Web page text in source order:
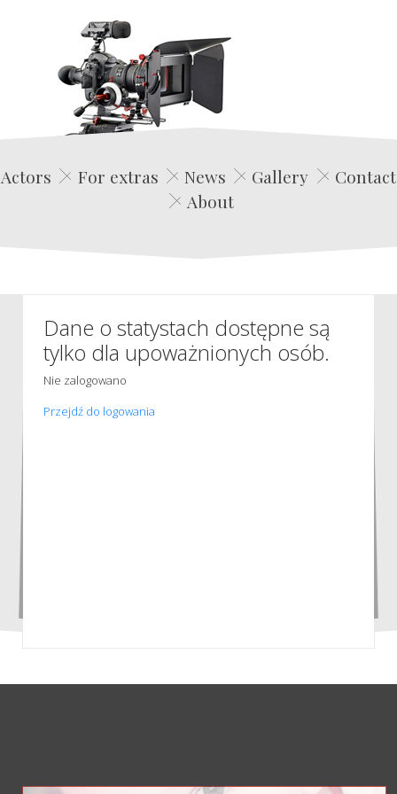
Edwin Film Agencja Aktorska
Actors For extras News Gallery
Contact
About
Dane o statystach dostępne są
tylko dla upoważnionych osób.
Nie zalogowano
Przejdź do logowania